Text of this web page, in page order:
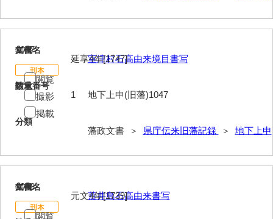
1047
文書名
室津村石高由来境目書写
請求番号
地下上申(旧藩)1047
分類
藩政文書 ＞ 県庁伝来旧藩記録 ＞ 地下上申
年代
延享4年[1747]
数量
1
閲覧
撮影
掲載
1048
文書名
蓋井島石高由来書写
年代
元文4年[1739]
閲覧